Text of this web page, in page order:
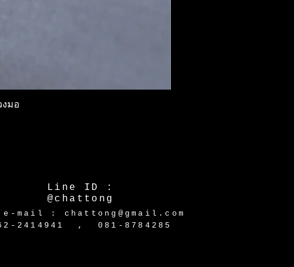
มอ
Line ID :
@chattong
e-mail : chattong@gmail.com
2414941 , 081-8784285